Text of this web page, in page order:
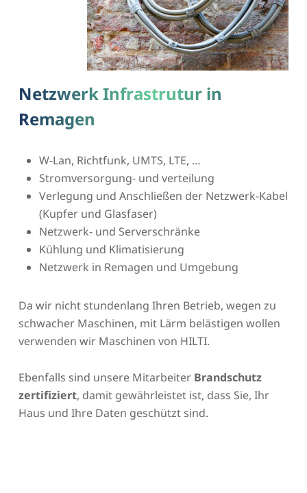
Netzwerk Infrastrutur in
Remagen
W-Lan, Richtfunk, UMTS, LTE, …
Stromversorgung- und verteilung
Verlegung und Anschließen der Netzwerk-Kabel
(Kupfer und Glasfaser)
Netzwerk- und Serverschränke
Kühlung und Klimatisierung
Netzwerk in Remagen und Umgebung
Da wir nicht stundenlang Ihren Betrieb, wegen zu
schwacher Maschinen, mit Lärm belästigen wollen
verwenden wir Maschinen von HILTI.
Ebenfalls sind unsere Mitarbeiter Brandschutz
zertifiziert, damit gewährleistet ist, dass Sie, Ihr
Haus und Ihre Daten geschützt sind.